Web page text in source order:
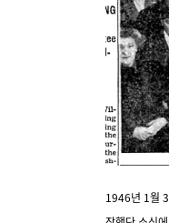
1946년 1월